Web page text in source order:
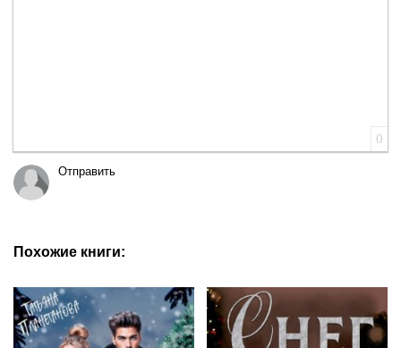
0
Отправить
Похожие книги: